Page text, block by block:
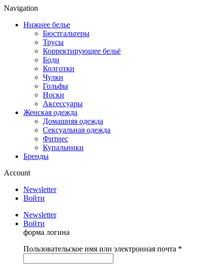
Navigation
Нижнее белье
Бюстгальтеры
Трусы
Корректирующее бельё
Боди
Колготки
Чулки
Гольфы
Носки
Аксессуары
Женская одежда
Домашняя одежда
Сексуальная одежда
Фитнес
Купальники
Бренды
Account
Newsletter
Войти
Newsletter
Войти
форма логина
Пользовательское имя или электронная почта *